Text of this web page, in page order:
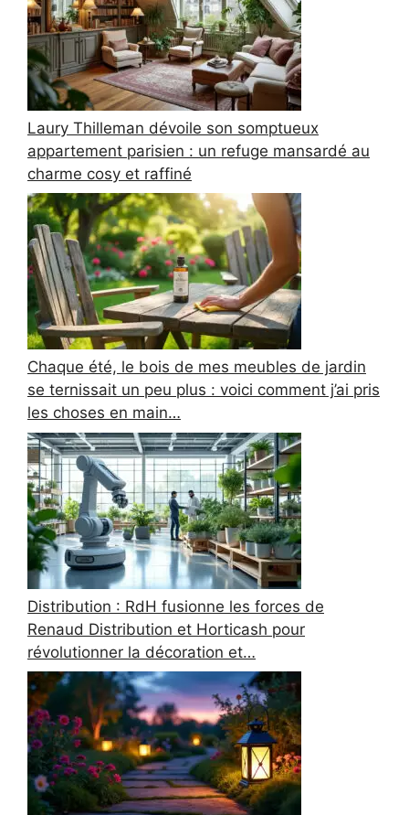
Laury Thilleman dévoile son somptueux
appartement parisien : un refuge mansardé au
charme cosy et raffiné
Chaque été, le bois de mes meubles de jardin
se ternissait un peu plus : voici comment j’ai pris
les choses en main…
Distribution : RdH fusionne les forces de
Renaud Distribution et Horticash pour
révolutionner la décoration et…